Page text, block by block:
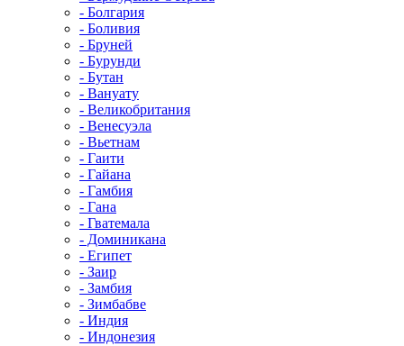
- Болгария
- Боливия
- Бруней
- Бурунди
- Бутан
- Вануату
- Великобритания
- Венесуэла
- Вьетнам
- Гаити
- Гайана
- Гамбия
- Гана
- Гватемала
- Доминикана
- Египет
- Заир
- Замбия
- Зимбабве
- Индия
- Индонезия